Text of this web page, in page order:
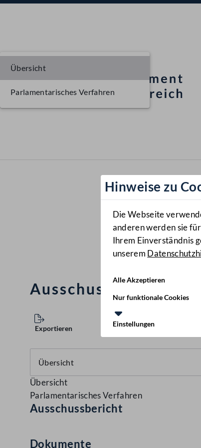
Hinweise zu
Die Webseite
anderen werden sie
Ihrem Einverständnis
unserem
Alle Akzeptieren
Nur funktionale Cookies
Einstellungen
Ausschussbericht
Exportieren
Übersicht
Parlamentarisches Verfahren
Übersicht
Parlamentarisches Verfahren
Ausschussbericht
Dokumente